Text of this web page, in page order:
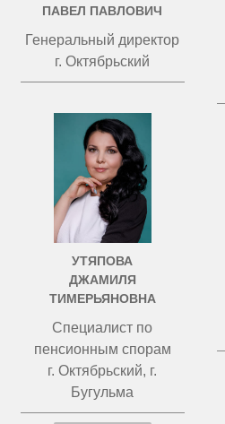
ПАВЕЛ ПАВЛОВИЧ
Генеральный директор
г. Октябрьский
УТЯПОВА
ДЖАМИЛЯ
ТИМЕРЬЯНОВНА
Специалист по
пенсионным спорам
г. Октябрьский, г.
Бугульма